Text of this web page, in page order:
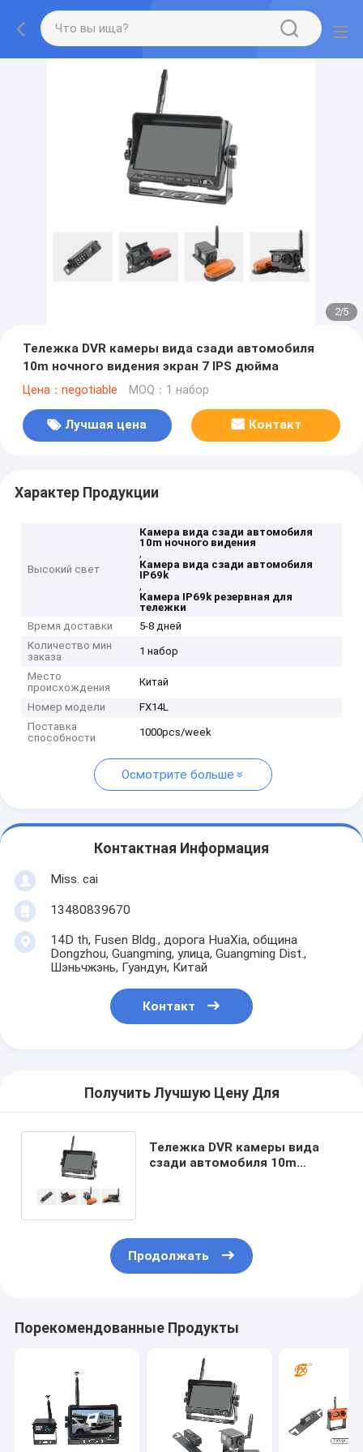
2/5
Тележка DVR камеры вида сзади автомобиля
10m ночного видения экран 7 IPS дюйма
Цена：negotiable MOQ：1 набор
Лучшая цена Контакт
Характер Продукции
Высокий свет
Камера вида сзади автомобиля
10m ночного видения
,
Камера вида сзади автомобиля
IP69k
,
Камера IP69k резервная для
тележки
Время доставки
5-8 дней
Количество мин
заказа
1 набор
Место
происхождения
Китай
Номер модели
FX14L
Поставка
способности
1000pcs/week
Осмотрите больше
Контактная Информация
Miss. cai
13480839670
14D th, Fusen Bldg., дорога HuaXia, община
Dongzhou, Guangming, улица, Guangming Dist.,
Шэньчжэнь, Гуандун, Китай
Контакт
Получить Лучшую Цену Для
Тележка DVR камеры вида
сзади автомобиля 10m
Продолжать
Порекомендованные Продукты